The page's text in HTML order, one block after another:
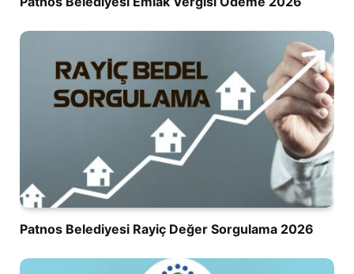
Patnos Belediyesi Rayiç Değer Sorgulama 2026